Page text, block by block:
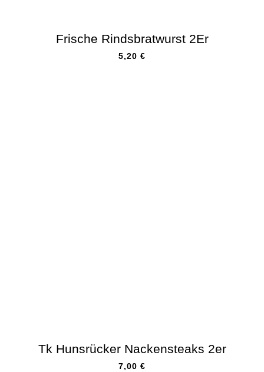
Frische Rindsbratwurst 2Er
5,20 €
Tk Hunsrücker Nackensteaks 2er
7,00 €